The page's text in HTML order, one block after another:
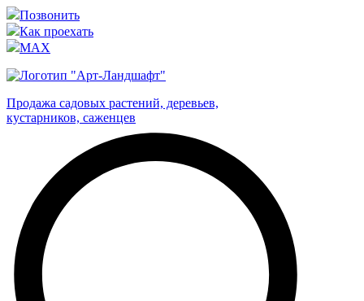
Позвонить
Как проехать
MAX
Продажа садовых растений, деревьев,
кустарников, саженцев